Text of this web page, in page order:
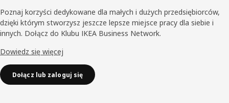
Poznaj korzyści dedykowane dla małych i dużych przedsiębiorców,
dzięki którym stworzysz jeszcze lepsze miejsce pracy dla siebie i
innych. Dołącz do Klubu IKEA Business Network.
Dowiedz się więcej
Dołącz lub zaloguj się